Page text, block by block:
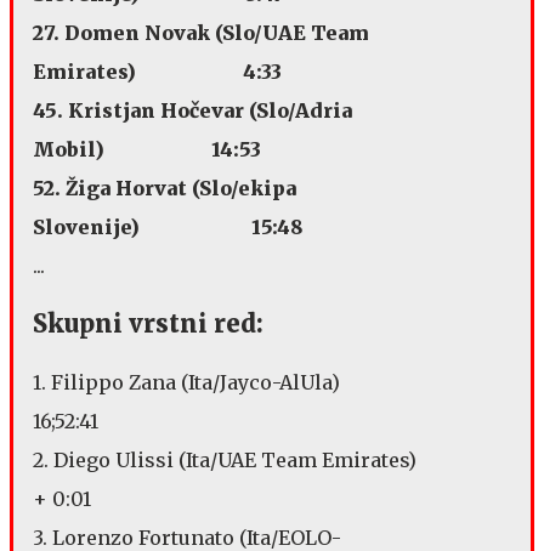
27. Domen Novak (Slo/UAE Team
Emirates) 4:33
45. Kristjan Hočevar (Slo/Adria
Mobil) 14:53
52. Žiga Horvat (Slo/ekipa
Slovenije) 15:48
...
Skupni vrstni red:
1. Filippo Zana (Ita/Jayco-AlUla)
16;52:41
2. Diego Ulissi (Ita/UAE Team Emirates)
+ 0:01
3. Lorenzo Fortunato (Ita/EOLO-